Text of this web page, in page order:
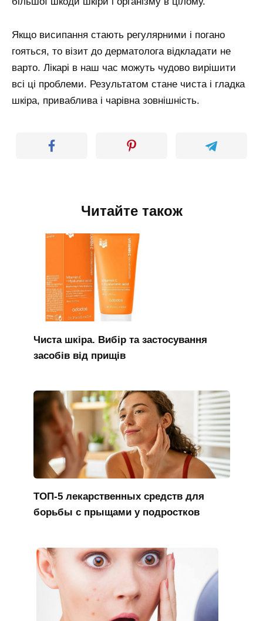
Якщо висипання стають регулярними і погано
гояться, то візит до дерматолога відкладати не
варто. Лікарі в наш час можуть чудово вирішити
всі ці проблеми. Результатом стане чиста і гладка
шкіра, приваблива і чарівна зовнішність.
Читайте також
Чиста шкіра. Вибір та застосування
засобів від прищів
ТОП-5 лекарственных средств для
борьбы с прыщами у подростков